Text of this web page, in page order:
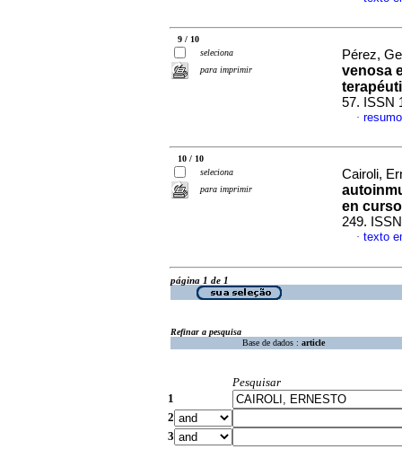
9 / 10
seleciona
para imprimir
Pérez,
venosa
57. ISSN
·
10 / 10
seleciona
para imprimir
Cairoli,
en curso
249.
· texto
página 1 de 1
Refinar a pesquisa
Base de dados : article
Pesquisar
1
2
3